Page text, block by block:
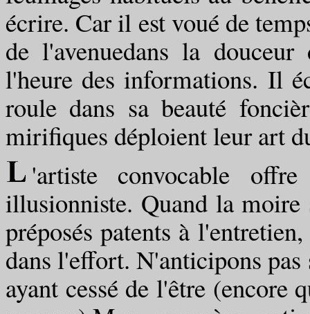
écrire. Car il est voué de
de l'avenuedans la
l'heure des informations. Il
roule dans sa beauté
mirifiques déploient leur art
'artiste convocable
illusionniste. Quand la moire
préposés patents à
dans l'effort. N'anticipons pas
ayant cessé de l'être (encore